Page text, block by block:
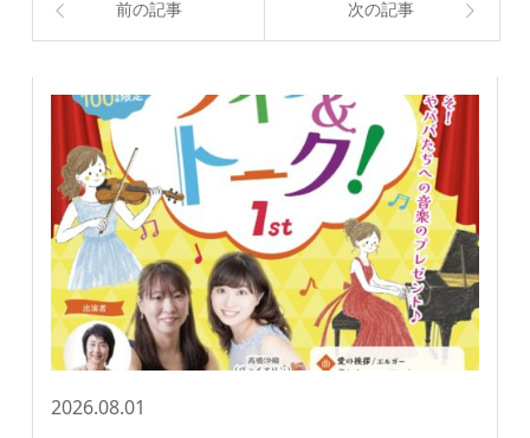
前の記事 次の記事
2026.08.01